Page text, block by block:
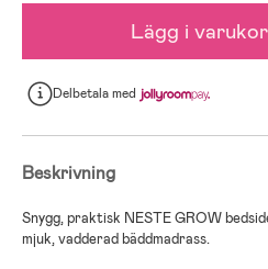
Lägg i
Delbetalamed
Beskrivning
Snygg, praktisk NESTE GROW
mjuk, vadderad bäddmadrass.